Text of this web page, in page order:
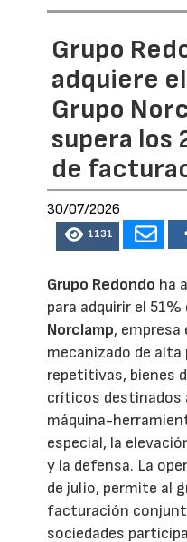
Grupo
adquiere
Grupo
supera los
de
30/07/2026
1131
Grupo Redondo ha
para adquirir el
Norclamp, empresa
mecanizado de alta
repetitivas, bienes
críticos destinados
máquina-
especial, la
y la defensa. La
de julio, permite al
facturación
sociedades